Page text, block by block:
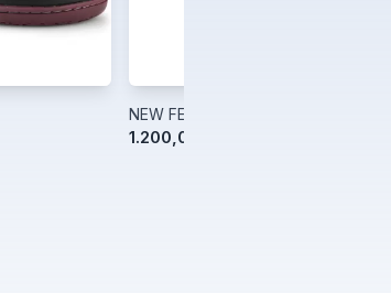
NEW FEET 62-07-210
1.200,00 kr.